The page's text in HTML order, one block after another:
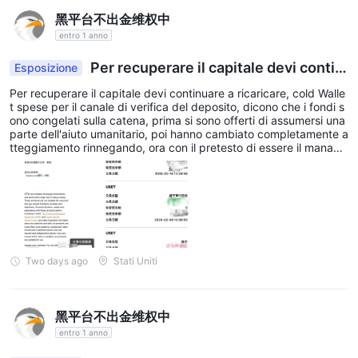
guadagna incorporando un piccolo markup sullo spread, noto
come "spread buy-sell". Ciò consente ai trader di avere
maggiore visibilità e trasparenza sui loro costi di trading.
commissioni addebitate dai diversi broker:
Nota: gli spread possono variare a seconda delle condizioni di
mercato e della volatilità.
Piattaforme di trading
黑平台不出金维权中
entro 1 anno
Esposizione
Per recuperare il capitale devi contin
uare a ricaricare, cold wall
Per recuperare il capitale devi continuare a ricaricare, cold Walle
t spese per il canale di verifica del deposito, dicono che i fondi s
ono congelati sulla catena, prima si sono offerti di assumersi una
parte dell'aiuto umanitario, poi hanno cambiato completamente a
tteggiamento rinnegando, ora con il pretesto di essere il manage
r del cliente richiedono il pagamento di una cosiddetta commissi
one di conciliazione di decine di migliaia di u... Senza una licenza
di regolamentazione valida delle Seychelles, gestiscono e regola
no i conti dei clienti della Cina continentale, è conforme? Tutti pr
estino attenzione a verificare le informazioni.
Two days ago Stati Uniti
黑平台不出金维权中
entro 1 anno